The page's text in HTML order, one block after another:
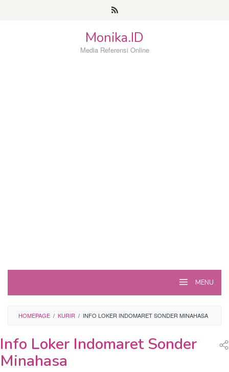
Monika.ID
Media Referensi Online
MENU
HOMEPAGE / KURIR / INFO LOKER INDOMARET SONDER MINAHASA
Info Loker Indomaret Sonder
Minahasa